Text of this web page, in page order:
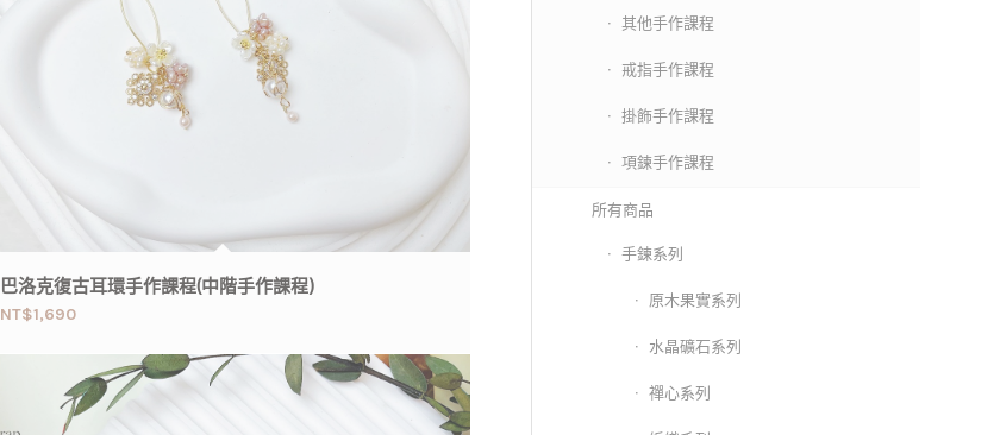
巴洛克復古耳環手作課程(中階手作課程)
NT$1,690
其他手作課程
戒指手作課程
掛飾手作課程
項鍊手作課程
所有商品
手鍊系列
原木果實系列
水晶礦石系列
禪心系列